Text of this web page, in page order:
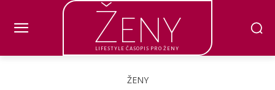
Ženy
LIFESTYLE ČASOPIS PRO ŽENY
ŽENY